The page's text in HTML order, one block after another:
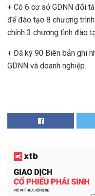
+ Có 6 cơ sở GDNN đối
để đào tạo 8 chương
chỉnh 3 chương tình đào
+ Đã ký 90 Biên bản ghi
GDNN và doanh nghiệp.